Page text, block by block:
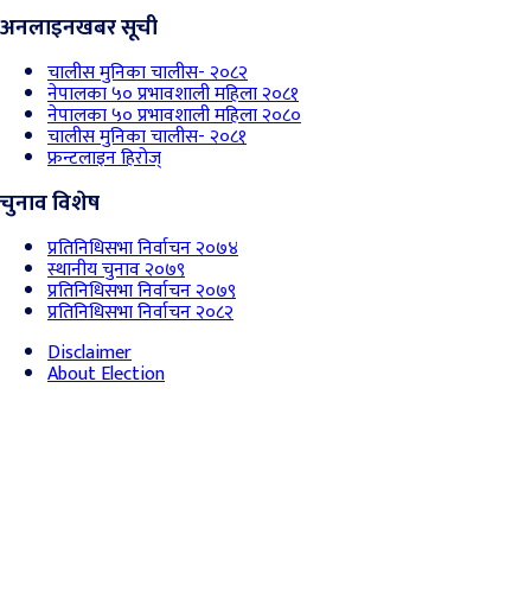
अनलाइनखबर सूची
चालीस मुनिका चालीस- २०८२
नेपालका ५० प्रभावशाली महिला २०८१
नेपालका ५० प्रभावशाली महिला २०८०
चालीस मुनिका चालीस- २०८१
फ्रन्टलाइन हिरोज्
चुनाव विशेष
प्रतिनिधिसभा निर्वाचन २०७४
स्थानीय चुनाव २०७९
प्रतिनिधिसभा निर्वाचन २०७९
प्रतिनिधिसभा निर्वाचन २०८२
Disclaimer
About Election